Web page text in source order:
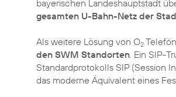
bayerischen Landeshauptstadt
gesamten U-Bahn-Netz der
Als weitere Lösung von O2
den SWM Standorten . Ein SIP-
Standardprotokolls SIP (Session
das moderne Äquivalent eines